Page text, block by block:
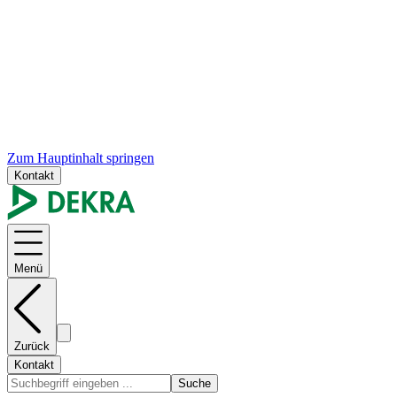
Zum Hauptinhalt springen
Kontakt
Menü
Zurück
Kontakt
Suche